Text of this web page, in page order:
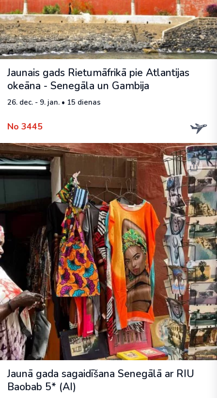
Jaunais gads Rietumāfrikā pie Atlantijas
okeāna - Senegāla un Gambija
26. dec. - 9. jan. • 15 dienas
No 3445
Jaunā gada sagaidīšana Senegālā ar RIU
Baobab 5* (AI)